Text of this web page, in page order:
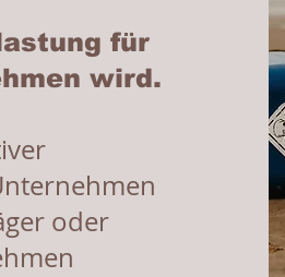
für
wird.
oder